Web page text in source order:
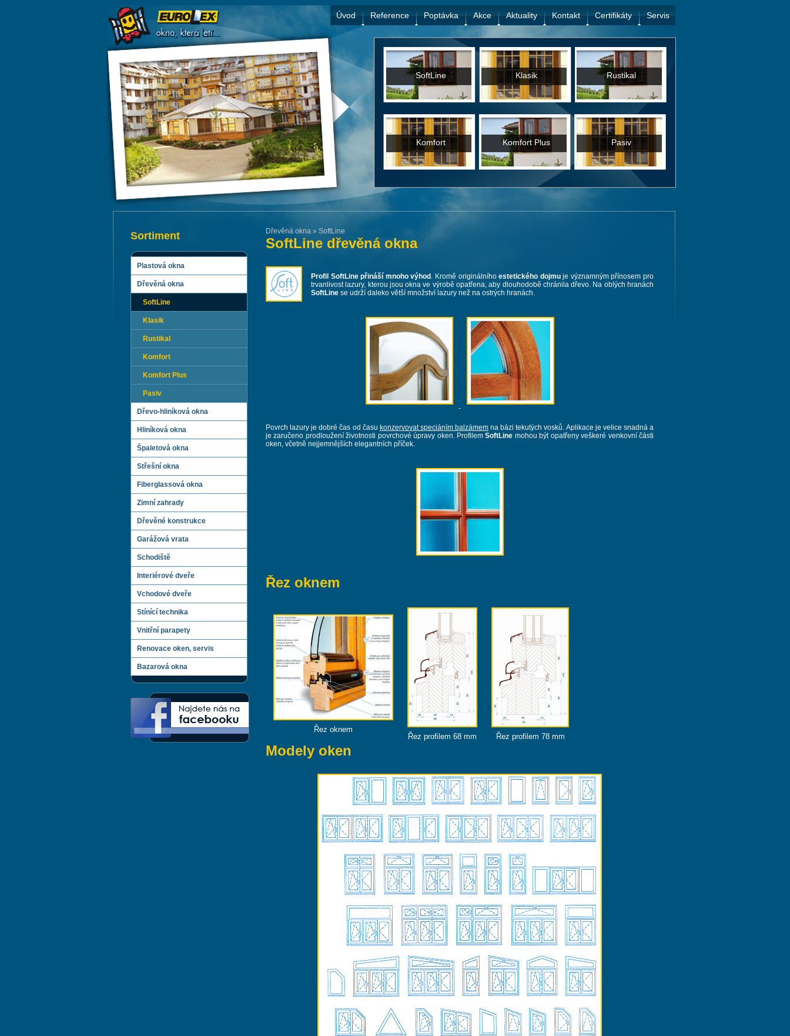
Úvod Reference Poptávka Akce Aktuality Kontakt Certifikáty Servis
SoftLine Klasik Rustikal
Komfort Komfort Plus Pasiv
Sortiment
Plastová okna
Dřevěná okna
SoftLine
Klasik
Rustikal
Komfort
Komfort Plus
Pasiv
Dřevo-hliníková okna
Hliníková okna
Špaletová okna
Střešní okna
Fiberglassová okna
Zimní zahrady
Dřevěné konstrukce
Garážová vrata
Schodiště
Interiérové dveře
Vchodové dveře
Stínící technika
Vnitřní parapety
Renovace oken, servis
Bazarová okna
Dřevěná okna » SoftLine
SoftLine dřevěná okna
Profil SoftLine přináší mnoho výhod . Kromě originálníhoestetického dojmuje významným přínosem pro
trvanlivost lazury, kterou jsou okna ve výrobě opatřena, aby dlouhodobě chránila dřevo. Na oblých hranách
SoftLine se udrží daleko větší množství lazury než na ostrých hranách.
Povrch lazury je dobré čas od času konzervovat speciáním balzámem na bázi tekutých vosků. Aplikace je velice snadná a
je zaručeno prodloužení životnosti povrchové úpravy oken. ProfilemSoftLine mohou být opatřeny veškeré venkovní části
oken, včetně nejjemnějších elegantních příček.
Řez oknem
Řez oknem
Řez profilem 68 mm
Řez profilem 78 mm
Modely oken